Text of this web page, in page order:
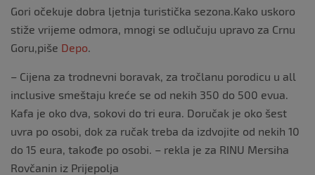
Gori očekuje dobra ljetnja turistička sezona.Kako uskoro
stiže vrijeme odmora, mnogi se odlučuju upravo za Crnu
Goru,piše Depo
– Cijena za trodnevni boravak, za tročlanu porodicu u all
inclusive smeštaju kreće se od nekih 350 do 500 evua.
Kafa je oko dva, sokovi do tri eura. Doručak je oko šest
uvra po osobi, dok za ručak treba da izdvojite od nekih 10
do 15 eura, takođe po osobi. – rekla je za RINU Mersiha
Rovčanin iz Prijepolja